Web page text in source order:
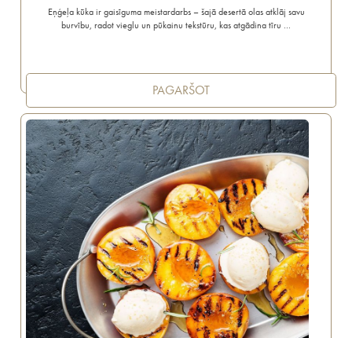
Eņģeļa kūka ir gaisīguma meistardarbs – šajā desertā olas atklāj savu
burvību, radot vieglu un pūkainu tekstūru, kas atgādina tīru …
PAGARŠOT